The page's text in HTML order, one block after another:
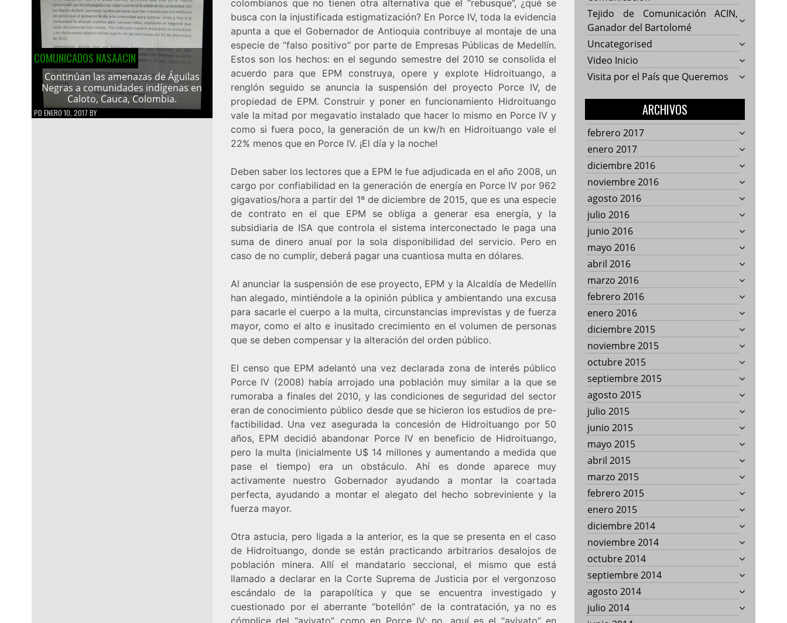
COMUNICADOS NASAACIN
Continúan las amenazas de Águilas
Negras a comunidades indígenas en
Caloto, Cauca, Colombia.
PD ENERO 10, 2017 BY
colombianos que no tienen otra alternativa que el “rebusque”, ¿qué se
busca con la injustificada estigmatización? En Porce IV, toda la evidencia
apunta a que el Gobernador de Antioquia contribuye al montaje de una
especie de “falso positivo” por parte de Empresas Públicas de Medellín.
Estos son los hechos: en el segundo semestre del 2010 se consolida el
acuerdo para que EPM construya, opere y explote Hidroituango, a
renglón seguido se anuncia la suspensión del proyecto Porce IV, de
propiedad de EPM. Construir y poner en funcionamiento Hidroituango
vale la mitad por megavatio instalado que hacer lo mismo en Porce IV y
como si fuera poco, la generación de un kw/h en Hidroituango vale el
22% menos que en Porce IV. ¡El día y la noche!
Deben saber los lectores que a EPM le fue adjudicada en el año 2008, un
cargo por confiabilidad en la generación de energía en Porce IV por 962
gigavatios/hora a partir del 1º de diciembre de 2015, que es una especie
de contrato en el que EPM se obliga a generar esa energía, y la
subsidiaria de ISA que controla el sistema interconectado le paga una
suma de dinero anual por la sola disponibilidad del servicio. Pero en
caso de no cumplir, deberá pagar una cuantiosa multa en dólares.
Al anunciar la suspensión de ese proyecto, EPM y la Alcaldía de Medellín
han alegado, mintiéndole a la opinión pública y ambientando una excusa
para sacarle el cuerpo a la multa, circunstancias imprevistas y de fuerza
mayor, como el alto e inusitado crecimiento en el volumen de personas
que se deben compensar y la alteración del orden público.
El censo que EPM adelantó una vez declarada zona de interés público
Porce IV (2008) había arrojado una población muy similar a la que se
rumoraba a finales del 2010, y las condiciones de seguridad del sector
eran de conocimiento público desde que se hicieron los estudios de pre-
factibilidad. Una vez asegurada la concesión de Hidroituango por 50
años, EPM decidió abandonar Porce IV en beneficio de Hidroituango,
pero la multa (inicialmente U$ 14 millones y aumentando a medida que
pase el tiempo) era un obstáculo. Ahí es donde aparece muy
activamente nuestro Gobernador ayudando a montar la coartada
perfecta, ayudando a montar el alegato del hecho sobreviniente y la
fuerza mayor.
Otra astucia, pero ligada a la anterior, es la que se presenta en el caso
de Hidroituango, donde se están practicando arbitrarios desalojos de
población minera. Allí el mandatario seccional, el mismo que está
llamado a declarar en la Corte Suprema de Justicia por el vergonzoso
escándalo de la parapolítica y que se encuentra investigado y
cuestionado por el aberrante “botellón” de la contratación, ya no es
cómplice del “avivato”, como en Porce IV; no, aquí es el “avivato” en
Tejido de Comunicación ACIN,
Ganador del Bartolomé
Uncategorised
Video Inicio
Visita por el País que Queremos
ARCHIVOS
febrero 2017
enero 2017
diciembre 2016
noviembre 2016
agosto 2016
julio 2016
junio 2016
mayo 2016
abril 2016
marzo 2016
febrero 2016
enero 2016
diciembre 2015
noviembre 2015
octubre 2015
septiembre 2015
agosto 2015
julio 2015
junio 2015
mayo 2015
abril 2015
marzo 2015
febrero 2015
enero 2015
diciembre 2014
noviembre 2014
octubre 2014
septiembre 2014
agosto 2014
julio 2014